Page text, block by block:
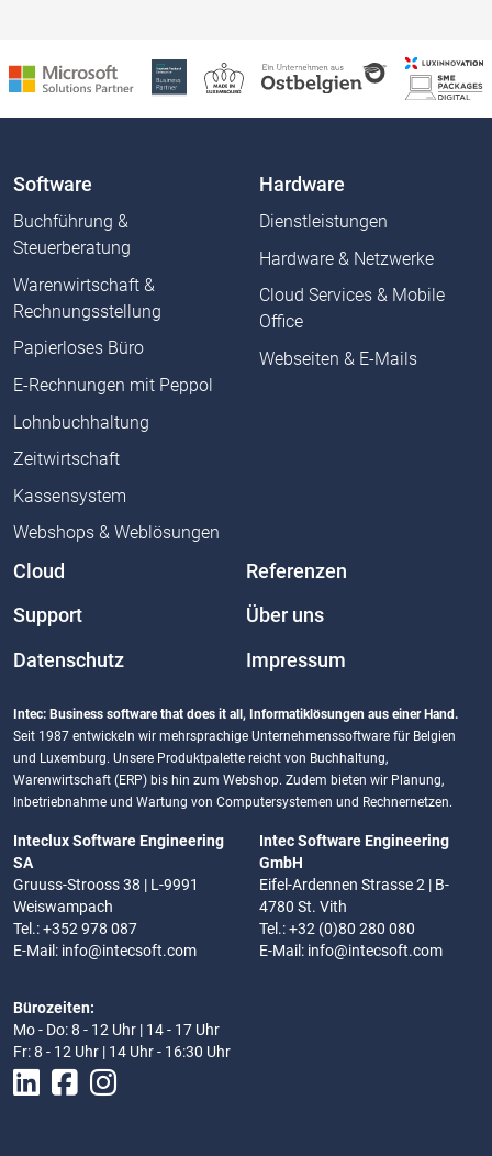
Software
Buchführung &
Steuerberatung
Warenwirtschaft &
Rechnungsstellung
Papierloses Büro
E-Rechnungen mit Peppol
Lohnbuchhaltung
Zeitwirtschaft
Kassensystem
Webshops & Weblösungen
Hardware
Dienstleistungen
Hardware & Netzwerke
Cloud Services & Mobile
Office
Webseiten & E-Mails
Cloud Referenzen
Support Über uns
Datenschutz Impressum
Intec: Business software that does it all, Informatiklösungen aus einer Hand.
Seit 1987 entwickeln wir mehrsprachige Unternehmenssoftware für Belgien
und Luxemburg. Unsere Produktpalette reicht von Buchhaltung,
Warenwirtschaft (ERP) bis hin zum Webshop. Zudem bieten wir Planung,
Inbetriebnahme und Wartung von Computersystemen und Rechnernetzen.
Inteclux Software Engineering
SA
Gruuss-Strooss 38 | L-9991
Weiswampach
Tel.: +352 978 087
E-Mail: info@intecsoft.com
Intec Software Engineering
GmbH
Eifel-Ardennen Strasse 2 | B-
4780 St. Vith
Tel.: +32 (0)80 280 080
E-Mail: info@intecsoft.com
Bürozeiten:
Mo - Do: 8 - 12 Uhr | 14 - 17 Uhr
Fr: 8 - 12 Uhr | 14 Uhr - 16:30 Uhr